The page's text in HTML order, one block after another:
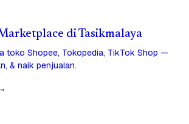
di Tasikmalaya
toko Shopee, Tokopedia, TikTok Shop —
& naik penjualan.